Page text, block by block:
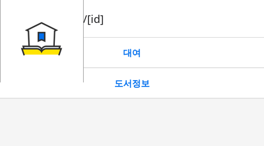
book/rent/[id]
대여
도서정보